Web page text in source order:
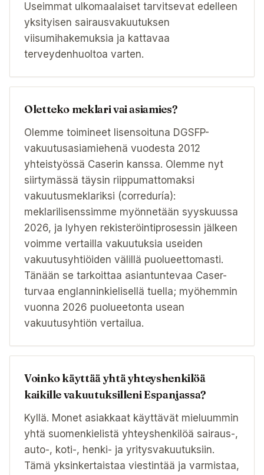
Useimmat ulkomaalaiset tarvitsevat edelleen
yksityisen sairausvakuutuksen
viisumihakemuksia ja kattavaa
terveydenhuoltoa varten.
Oletteko meklari vai asiamies?
Olemme toimineet lisensoituna DGSFP-
vakuutusasiamiehenä vuodesta 2012
yhteistyössä Caserin kanssa. Olemme nyt
siirtymässä täysin riippumattomaksi
vakuutusmeklariksi (correduría):
meklarilisenssimme myönnetään syyskuussa
2026, ja lyhyen rekisteröintiprosessin jälkeen
voimme vertailla vakuutuksia useiden
vakuutusyhtiöiden välillä puolueettomasti.
Tänään se tarkoittaa asiantuntevaa Caser-
turvaa englanninkielisellä tuella; myöhemmin
vuonna 2026 puolueetonta usean
vakuutusyhtiön vertailua.
Voinko käyttää yhtä yhteyshenkilöä
kaikille vakuutuksilleni Espanjassa?
Kyllä. Monet asiakkaat käyttävät mieluummin
yhtä suomenkielistä yhteyshenkilöä sairaus-,
auto-, koti-, henki- ja yritysvakuutuksiin.
Tämä yksinkertaistaa viestintää ja varmistaa,